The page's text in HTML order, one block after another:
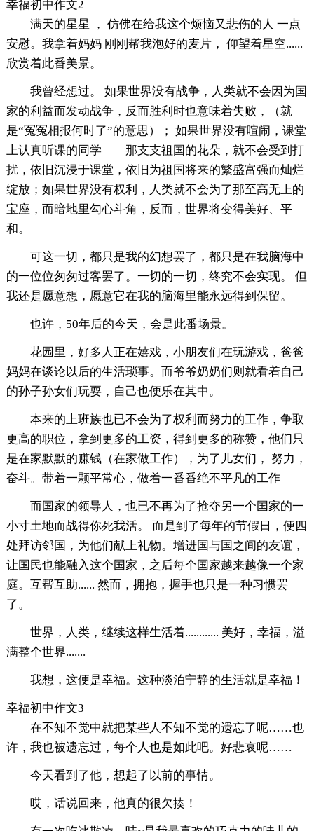
幸福初中作文2
满天的星星 ， 仿佛在给我这个烦恼又悲伤的人 一点
安慰。我拿着妈妈 刚刚帮我泡好的麦片， 仰望着星空......
欣赏着此番美景。
我曾经想过。 如果世界没有战争，人类就不会因为国
家的利益而发动战争，反而胜利时也意味着失败，（就
是“冤冤相报何时了”的意思）； 如果世界没有喧闹，课堂
上认真听课的同学——那支支祖国的花朵，就不会受到打
扰，依旧沉浸于课堂，依旧为祖国将来的繁盛富强而灿烂
绽放；如果世界没有权利，人类就不会为了那至高无上的
宝座，而暗地里勾心斗角，反而，世界将变得美好、平
和。
可这一切，都只是我的幻想罢了，都只是在我脑海中
的一位位匆匆过客罢了。一切的一切，终究不会实现。 但
我还是愿意想，愿意它在我的脑海里能永远得到保留。
也许，50年后的今天，会是此番场景。
花园里，好多人正在嬉戏，小朋友们在玩游戏，爸爸
妈妈在谈论以后的生活琐事。而爷爷奶奶们则就看着自己
的孙子孙女们玩耍，自己也便乐在其中。
本来的上班族也已不会为了权利而努力的工作，争取
更高的职位，拿到更多的工资，得到更多的称赞，他们只
是在家默默的赚钱（在家做工作），为了儿女们， 努力，
奋斗。带着一颗平常心，做着一番番绝不平凡的工作
而国家的领导人，也已不再为了抢夺另一个国家的一
小寸土地而战得你死我活。 而是到了每年的节假日，便四
处拜访邻国，为他们献上礼物。增进国与国之间的友谊，
让国民也能融入这个国家，之后每个国家越来越像一个家
庭。互帮互助...... 然而，拥抱，握手也只是一种习惯罢
了。
世界，人类，继续这样生活着............ 美好，幸福，溢
满整个世界.......
我想，这便是幸福。这种淡泊宁静的生活就是幸福！
幸福初中作文3
在不知不觉中就把某些人不知不觉的遗忘了呢……也
许，我也被遗忘过，每个人也是如此吧。好悲哀呢……
今天看到了他，想起了以前的事情。
哎，话说回来，他真的很欠揍！